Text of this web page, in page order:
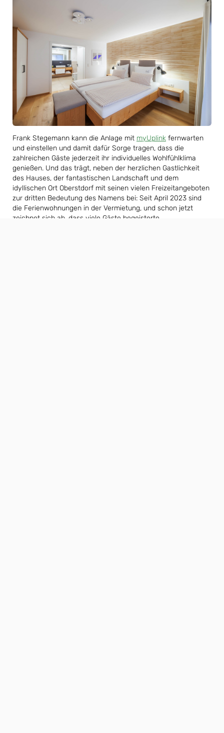
Frank Stegemann kann die Anlage mit myUplink fernwarten
und einstellen und damit dafür Sorge tragen, dass die
zahlreichen Gäste jederzeit ihr individuelles Wohlfühlklima
genießen. Und das trägt, neben der herzlichen Gastlichkeit
des Hauses, der fantastischen Landschaft und dem
idyllischen Ort Oberstdorf mit seinen vielen Freizeitangeboten
zur dritten Bedeutung des Namens bei: Seit April 2023 sind
die Ferienwohnungen in der Vermietung, und schon jetzt
zeichnet sich ab, dass viele Gäste begeisterte